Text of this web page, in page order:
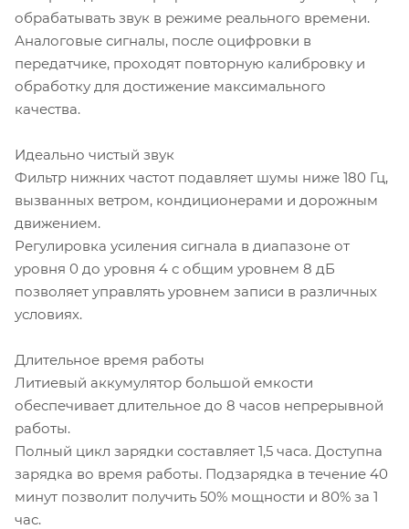
обрабатывать звук в режиме реального времени.
Аналоговые сигналы, после оцифровки в
передатчике, проходят повторную калибровку и
обработку для достижение максимального
качества.
Идеально чистый звук
Фильтр нижних частот подавляет шумы ниже 180 Гц,
вызванных ветром, кондиционерами и дорожным
движением.
Регулировка усиления сигнала в диапазоне от
уровня 0 до уровня 4 с общим уровнем 8 дБ
позволяет управлять уровнем записи в различных
условиях.
Длительное время работы
Литиевый аккумулятор большой емкости
обеспечивает длительное до 8 часов непрерывной
работы.
Полный цикл зарядки составляет 1,5 часа. Доступна
зарядка во время работы. Подзарядка в течение 40
минут позволит получить 50% мощности и 80% за 1
час.